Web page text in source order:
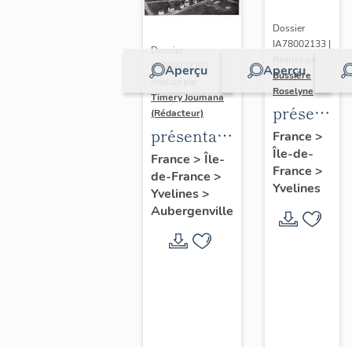
Aperçu
Dossier
IA78002210 |
Réalisé par
Timery Joumana
(Rédacteur)
présentation
de l'étude
d'Elisabethville
France > Île-
de-France >
Yvelines>
Aubergenville
Aperçu
Dossier
IA78002133 |
Bussière
Roselyne
du
diagnostic
et
France >
Île-de-
France >
Yvelines